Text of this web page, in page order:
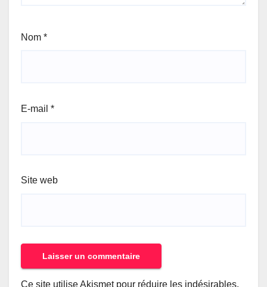
Nom *
E-mail *
Site web
Ce site utilise Akismet pour réduire les indésirables.